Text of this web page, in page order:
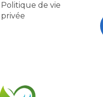
Politique de vie
privée